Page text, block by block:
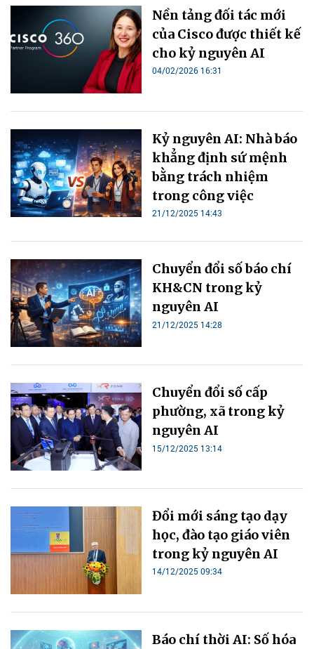
Nền tảng đối tác mới
của Cisco được thiết kế
cho kỷ nguyên AI
04/02/2026 16:31
Kỷ nguyên AI: Nhà báo
khẳng định sứ mệnh
bằng trách nhiệm
trong công việc
21/12/2025 14:43
Chuyển đổi số báo chí
KH&CN trong kỷ
nguyên AI
21/12/2025 14:28
Chuyển đổi số cấp
phường, xã trong kỷ
nguyên AI
15/12/2025 13:14
Đổi mới sáng tạo dạy
học, đào tạo giáo viên
trong kỷ nguyên AI
14/12/2025 09:34
Báo chí thời AI: Số hóa